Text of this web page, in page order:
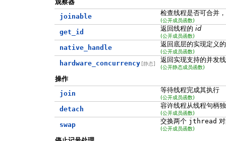
观察器
joinable
检查线程是否可合并
(公开成员函数)
get_id 返回线程的 id
(公开成员函数)
native_handle 返回底层的实现定义
(公开成员函数)
hardware_concurrency [静态] 返回实现支持的并发
(公开静态成员函数)
操作
join
等待线程完成其执行
(公开成员函数)
detach 容许线程从线程句柄
(公开成员函数)
swap 交换两个 jthread
(公开成员函数)